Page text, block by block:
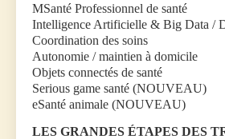
MSanté Professionnel de santé
Intelligence Artificielle & Big Data /
Coordination des soins
Autonomie / maintien à domicile
Objets connectés de santé
Serious game santé (NOUVEAU)
eSanté animale (NOUVEAU)
LES GRANDES ÉTAPES DES